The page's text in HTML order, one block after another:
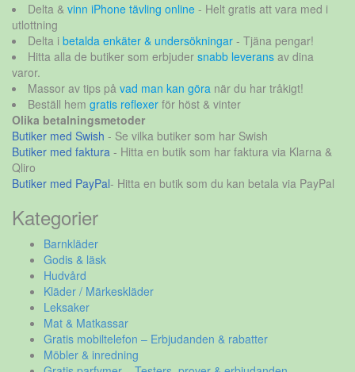
Delta & vinn iPhone tävling online - Helt gratis att vara med i
utlottning
Delta i betalda enkäter & undersökningar - Tjäna pengar!
Hitta alla de butiker som erbjuder snabb leverans av dina
varor.
Massor av tips på vad man kan göra när du har tråkigt!
Beställ hem gratis reflexer för höst & vinter
Olika betalningsmetoder
Butiker med Swish - Se vilka butiker som har Swish
Butiker med faktura - Hitta en butik som har faktura via Klarna &
Qliro
Butiker med PayPal- Hitta en butik som du kan betala via PayPal
Kategorier
Barnkläder
Godis & läsk
Hudvård
Kläder / Märkeskläder
Leksaker
Mat & Matkassar
Gratis mobiltelefon – Erbjudanden & rabatter
Möbler & inredning